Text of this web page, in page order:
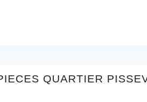
QUARTIER